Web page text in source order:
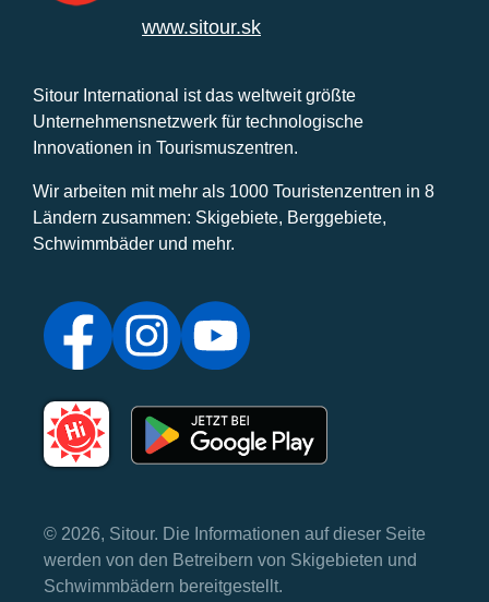
www.sitour.sk
Sitour International ist das weltweit größte
Unternehmensnetzwerk für technologische
Innovationen in Tourismuszentren.
Wir arbeiten mit mehr als 1000 Touristenzentren in 8
Ländern zusammen: Skigebiete, Berggebiete,
Schwimmbäder und mehr.
© 2026, Sitour. Die Informationen auf dieser Seite
werden von den Betreibern von Skigebieten und
Schwimmbädern bereitgestellt.